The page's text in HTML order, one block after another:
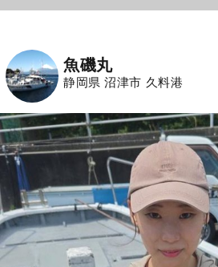
魚磯丸
静岡県 沼津市 久料港